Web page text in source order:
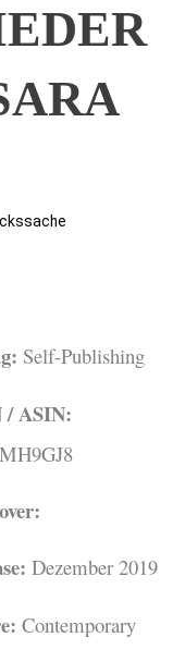
Self-Publishing
/ ASIN:
Dezember 2019
Contemporary